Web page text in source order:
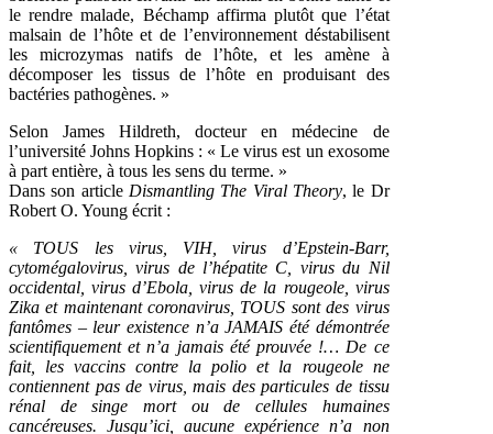
le rendre malade, Béchamp affirma plutôt que l’état
malsain de l’hôte et de l’environnement déstabilisent
les microzymas natifs de l’hôte, et les amène à
décomposer les tissus de l’hôte en produisant des
bactéries pathogènes. »
Selon James Hildreth, docteur en médecine de
l’université Johns Hopkins : « Le virus est un exosome
à part entière, à tous les sens du terme. »
Dans son article Dismantling The Viral Theory, le Dr
Robert O. Young écrit :
« TOUS les virus, VIH, virus d’Epstein-Barr,
cytomégalovirus, virus de l’hépatite C, virus du Nil
occidental, virus d’Ebola, virus de la rougeole, virus
Zika et maintenant coronavirus, TOUS sont des virus
fantômes – leur existence n’a JAMAIS été démontrée
scientifiquement et n’a jamais été prouvée !… De ce
fait, les vaccins contre la polio et la rougeole ne
contiennent pas de virus, mais des particules de tissu
rénal de singe mort ou de cellules humaines
cancéreuses. Jusqu’ici, aucune expérience n’a non